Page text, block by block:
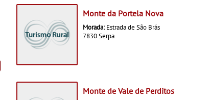
Monte da Portela Nova
Morada: Estrada de São Brás
7830 Serpa
Monte de Vale de Perditos